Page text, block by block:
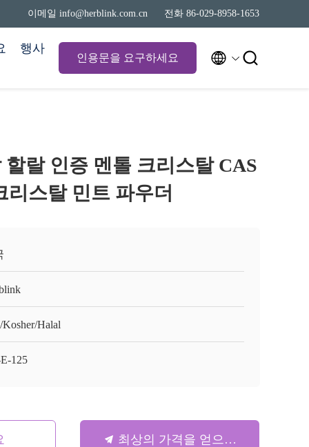
이메일 info@herblink.com.cn 전화 86-029-8958-1653
행사
인용문을 요구하세요  
랄 인증 멘톨 크리스탈 CAS
리스탈 민트 파우더
Kosher/Halal
125
최상의 가격을 얻으세요